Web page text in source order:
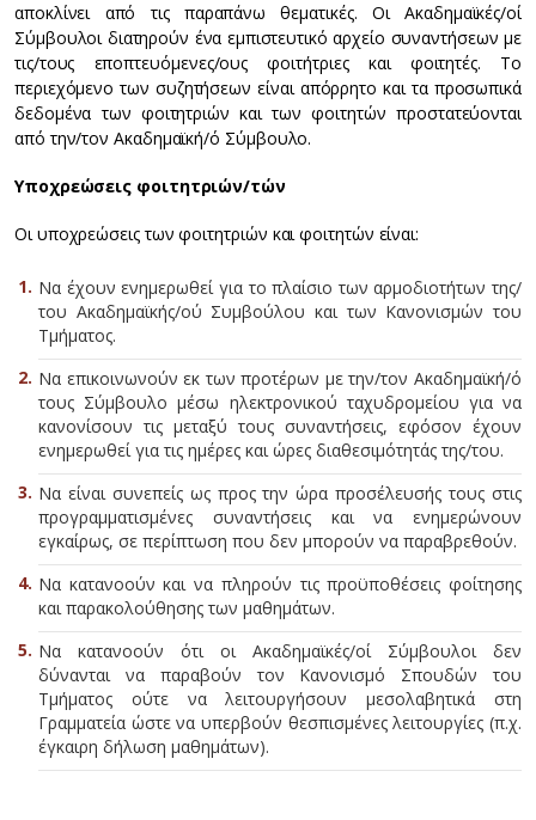
αποκλίνει από τις παραπάνω θεματικές. Οι Ακαδημαϊκές/οί
Σύμβουλοι διατηρούν ένα εμπιστευτικό αρχείο συναντήσεων με
τις/τους εποπτευόμενες/ους φοιτήτριες και φοιτητές. Το
περιεχόμενο των συζητήσεων είναι απόρρητο και τα προσωπικά
δεδομένα των φοιτητριών και των φοιτητών προστατεύονται
από την/τον Ακαδημαϊκή/ό Σύμβουλο.
Υποχρεώσεις φοιτητριών/τών
Οι υποχρεώσεις των φοιτητριών και φοιτητών είναι:
Να έχουν ενημερωθεί για το πλαίσιο των αρμοδιοτήτων της/
του Ακαδημαϊκής/ού Συμβούλου και των Κανονισμών του
Τμήματος.
Να επικοινωνούν εκ των προτέρων με την/τον Ακαδημαϊκή/ό
τους Σύμβουλο μέσω ηλεκτρονικού ταχυδρομείου για να
κανονίσουν τις μεταξύ τους συναντήσεις, εφόσον έχουν
ενημερωθεί για τις ημέρες και ώρες διαθεσιμότητάς της/του.
Να είναι συνεπείς ως προς την ώρα προσέλευσής τους στις
προγραμματισμένες συναντήσεις και να ενημερώνουν
εγκαίρως, σε περίπτωση που δεν μπορούν να παραβρεθούν.
Να κατανοούν και να πληρούν τις προϋποθέσεις φοίτησης
και παρακολούθησης των μαθημάτων.
Να κατανοούν ότι οι Ακαδημαϊκές/οί Σύμβουλοι δεν
δύνανται να παραβούν τον Κανονισμό Σπουδών του
Τμήματος ούτε να λειτουργήσουν μεσολαβητικά στη
Γραμματεία ώστε να υπερβούν θεσπισμένες λειτουργίες (π.χ.
έγκαιρη δήλωση μαθημάτων).